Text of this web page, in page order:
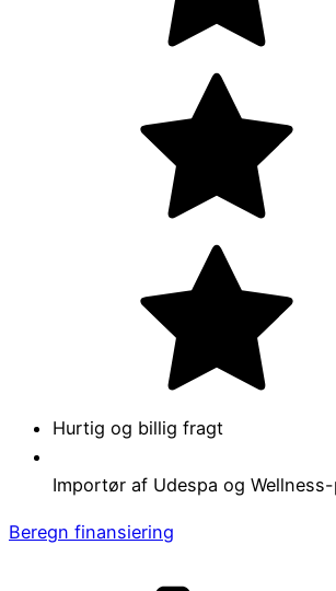
Hurtig og billig fragt
Importør af Udespa og
Beregn finansiering